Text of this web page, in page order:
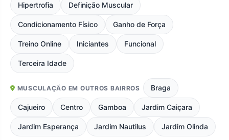
Hipertrofia Definição Muscular
Condicionamento Físico Ganho de Força
Treino Online Iniciantes Funcional
Terceira Idade
MUSCULAÇÃO EM OUTROS BAIRROS Braga
Cajueiro Centro Gamboa Jardim Caiçara
Jardim Esperança Jardim Nautilus Jardim Olinda